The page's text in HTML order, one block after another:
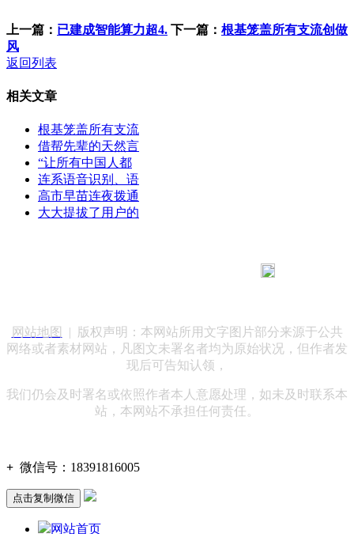
上一篇： 已建成智能算力超4. 下一篇： 根基笼盖所有支流创做
风
返回列表
相关文章
根基笼盖所有支流
借帮先辈的天然言
“让所有中国人都
连系语音识别、语
高市早苗连夜拨通
大大提拔了用户的
网站地图
| 版权声明：本网站所用文字图片部分来源于公共
网络或者素材网站，凡图文未署名者均为原始状况，但作者发
现后可告知认领，
我们仍会及时署名或依照作者本人意愿处理，如未及时联系本
站，本网站不承担任何责任。
+ 微信号： 18391816005
点击复制微信
网站首页